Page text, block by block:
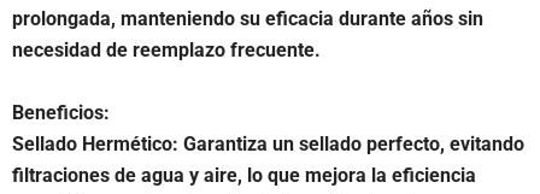
prolongada, manteniendo su eficacia durante años sin
necesidad de reemplazo frecuente.
Beneficios:
Sellado Hermético: Garantiza un sellado perfecto, evitando
filtraciones de agua y aire, lo que mejora la eficiencia